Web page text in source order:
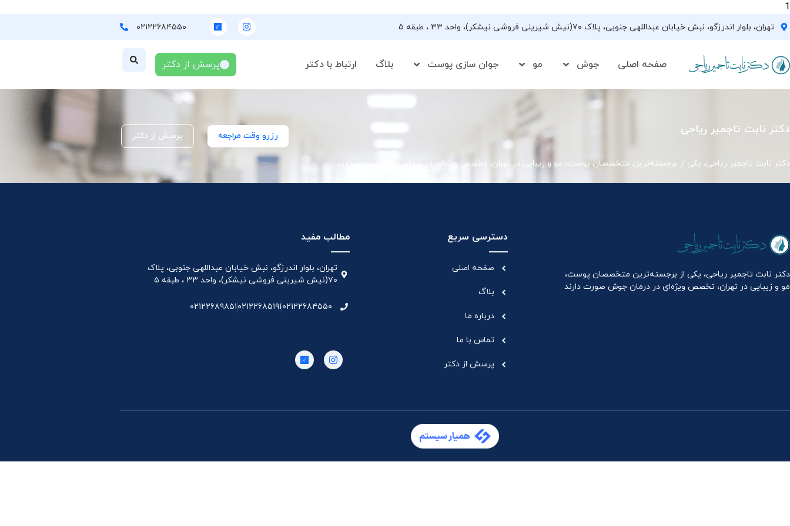
1
تهران، بلوار اندرزگو، نبش خیابان عبداللهی جنوبی، پلاک ۷۰(نیش شیرینی فروشی نیشکر)، واحد ۳۳ ، طبقه ۵ ۰۲۱۲۲۶۸۴۵۵۰
صفحه اصلی جوش مو جوان سازی پوست بلاگ ارتباط با دکتر پرسش از دکتر
دکتر نابت تاجمیر ریاحی
دکتر نابت تاجمیر ریاحی، یکی از برجسته‌ترین متخصصان پوست، مو و زیبایی در تهران، تخصص ویژه‌ای در درمان جوش صورت دارند
رزرو وقت مراجعه پرسش از دکتر
دکتر نابت تاجمیر ریاحی، یکی از برجسته‌ترین متخصصان پوست،
مو و زیبایی در تهران، تخصص ویژه‌ای در درمان جوش صورت دارند
دسترسی سریع
صفحه اصلی
بلاگ
درباره ما
تماس با ما
پرسش از دکتر
مطالب مفید
تهران، بلوار اندرزگو، نبش خیابان عبداللهی جنوبی، پلاک
۷۰(نیش شیرینی فروشی نیشکر)، واحد ۳۳ ، طبقه ۵
۰۲۱۲۲۶۸۴۵۵۰۰۲۱۲۲۶۸۵۱۹۱۰۲۱۲۲۶۸۹۸۵۱